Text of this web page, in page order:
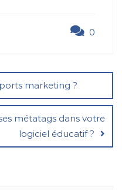
0
marketing ?
métatags dans votre
logiciel éducatif ?